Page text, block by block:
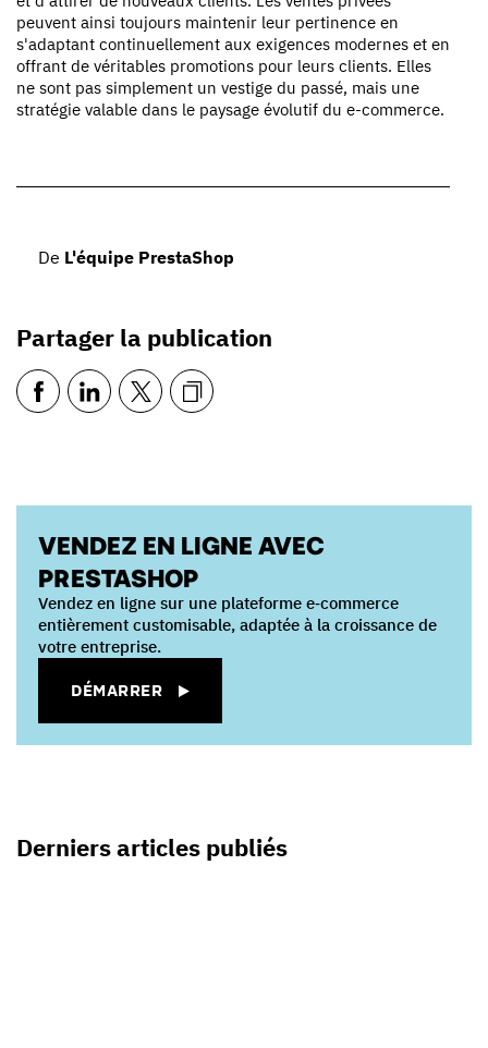
peuvent ainsi toujours maintenir leur pertinence en
s'adaptant continuellement aux exigences modernes et en
offrant de véritables promotions pour leurs clients. Elles
ne sont pas simplement un vestige du passé, mais une
stratégie valable dans le paysage évolutif du e-commerce.
De L'équipe PrestaShop
Partager la publication
VENDEZ EN LIGNE AVEC
PRESTASHOP
Vendez en ligne sur une plateforme e‑commerce
entièrement customisable, adaptée à la croissance de
votre entreprise.
DÉMARRER
Derniers articles publiés